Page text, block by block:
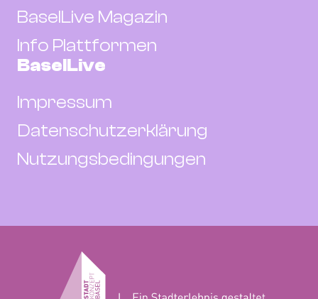
BaselLive Magazin
Info Plattformen
BaselLive
Impressum
Datenschutzerklärung
Nutzungsbedingungen